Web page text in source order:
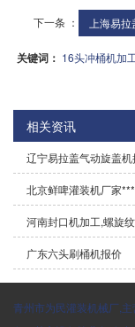
下一条 ： 上海易拉
关键词： 16头冲桶机加
相关资讯
辽宁易拉盖气动旋盖机
北京鲜啤灌装机厂家***
河南封口机加工,螺旋
广东六头刷桶机报价
青州市为民灌装机械厂,